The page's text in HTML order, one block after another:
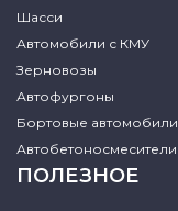
Шасси
Автомобили с КМУ
Зерновозы
Автофургоны
Бортовые автомобили
Автобетоносмесители
ПОЛЕЗНОЕ